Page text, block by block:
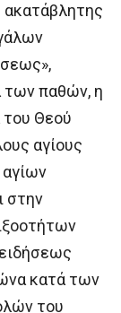
ακατάβλητης
των παθών, η
του Θεού
αγίους
στην
κατά των
του